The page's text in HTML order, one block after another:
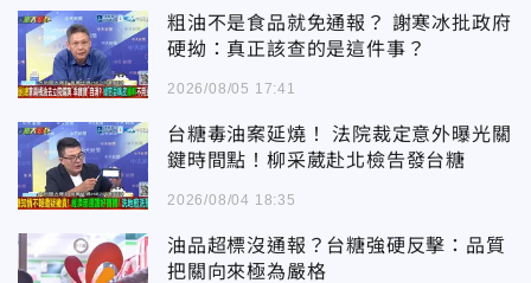
粗油不是食品就免通報？ 謝寒冰批政府
硬拗：真正該查的是這件事？
2026/08/05 17:41
台糖毒油案延燒！ 法院裁定意外曝光關
鍵時間點！柳采葳赴北檢告發台糖
2026/08/04 18:35
油品超標沒通報？台糖強硬反擊：品質
把關向來極為嚴格